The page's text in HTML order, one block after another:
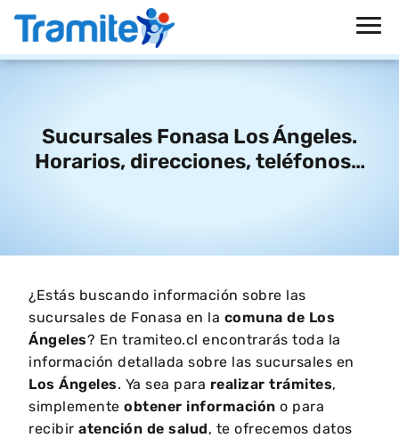
Sucursales Fonasa Los Ángeles.
Horarios, direcciones, teléfonos…
¿Estás buscando información sobre las
sucursales de Fonasa en la comuna de Los
Ángeles? En tramiteo.cl encontrarás toda la
información detallada sobre las sucursales en
Los Ángeles. Ya sea para realizar trámites,
simplemente obtener información o para
recibir atención de salud, te ofrecemos datos